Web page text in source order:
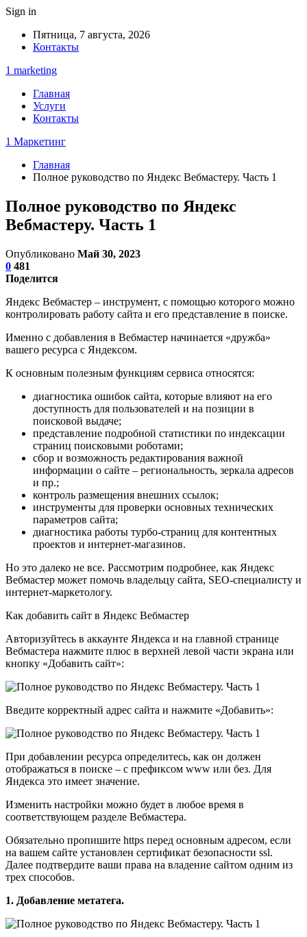
Sign in
Пятница, 7 августа, 2026
Контакты
1 marketing
Главная
Услуги
Контакты
1 Маркетинг
Главная
Полное руководство по Яндекс Вебмастеру. Часть 1
Полное руководство по Яндекс
Вебмастеру. Часть 1
Опубликовано Май 30, 2023
0 481
Поделится
Яндекс Вебмастер – инструмент, с помощью которого можно
контролировать работу сайта и его представление в поиске.
Именно с добавления в Вебмастер начинается «дружба»
вашего ресурса с Яндексом.
К основным полезным функциям сервиса относятся:
диагностика ошибок сайта, которые влияют на его
доступность для пользователей и на позиции в
поисковой выдаче;
представление подробной статистики по индексации
страниц поисковыми роботами;
сбор и возможность редактирования важной
информации о сайте – региональность, зеркала адресов
и пр.;
контроль размещения внешних ссылок;
инструменты для проверки основных технических
параметров сайта;
диагностика работы турбо-страниц для контентных
проектов и интернет-магазинов.
Но это далеко не все. Рассмотрим подробнее, как Яндекс
Вебмастер может помочь владельцу сайта, SEO-специалисту и
интернет-маркетологу.
Как добавить сайт в Яндекс Вебмастер
Авторизуйтесь в аккаунте Яндекса и на главной странице
Вебмастера нажмите плюс в верхней левой части экрана или
кнопку «Добавить сайт»:
Введите корректный адрес сайта и нажмите «Добавить»:
При добавлении ресурса определитесь, как он должен
отображаться в поиске – с префиксом www или без. Для
Яндекса это имеет значение.
Изменить настройки можно будет в любое время в
соответствующем разделе Вебмастера.
Обязательно пропишите https перед основным адресом, если
на вашем сайте установлен сертификат безопасности ssl.
Далее подтвердите ваши права на владение сайтом одним из
трех способов.
1. Добавление метатега.